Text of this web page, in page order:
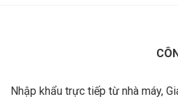
Nhập khẩu trực tiếp từ nhà máy,